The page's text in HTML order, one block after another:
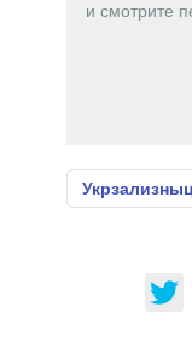
и смотрите